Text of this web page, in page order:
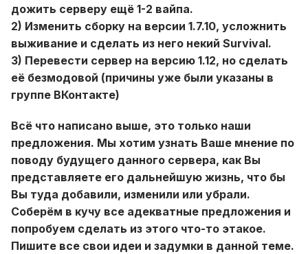
дожить серверу ещё 1-2 вайпа.
2) Изменить сборку на версии 1.7.10, усложнить
выживание и сделать из него некий Survival.
3) Перевести сервер на версию 1.12, но сделать
её безмодовой (причины уже были указаны в
группе ВКонтакте)
Всё что написано выше, это только наши
предложения. Мы хотим узнать Ваше мнение по
поводу будущего данного сервера, как Вы
представляете его дальнейшую жизнь, что бы
Вы туда добавили, изменили или убрали.
Соберём в кучу все адекватные предложения и
попробуем сделать из этого что-то этакое.
Пишите все свои идеи и задумки в данной теме.